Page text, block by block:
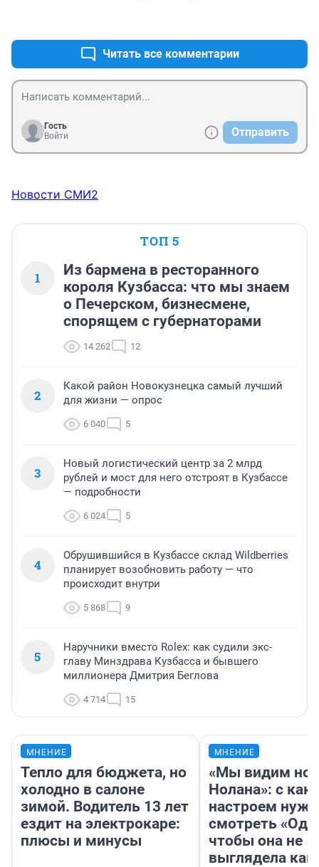
Читать все комментарии
Гость
Войти
Отправить
Новости СМИ2
ТОП 5
1
Из бармена в ресторанного
короля Кузбасса: что мы знаем
о Печерском, бизнесмене,
спорящем с губернаторами
14 262 12
2
Какой район Новокузнецка самый лучший
для жизни — опрос
6 040 5
3
Новый логистический центр за 2 млрд
рублей и мост для него отстроят в Кузбассе
— подробности
6 024 5
4
Обрушившийся в Кузбассе склад Wildberries
планирует возобновить работу — что
происходит внутри
5 868 9
5
Наручники вместо Rolex: как судили экс-
главу Минздрава Кузбасса и бывшего
миллионера Дмитрия Беглова
4 714 15
МНЕНИЕ
Тепло для бюджета, но
холодно в салоне
зимой. Водитель 13 лет
ездит на электрокаре:
плюсы и минусы
МНЕНИЕ
«Мы видим
Нолана»: с
настроем
смотреть
чтобы она не
выглядела как